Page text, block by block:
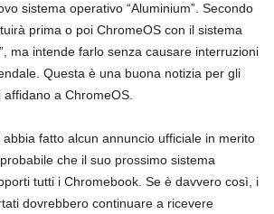
sistema operativo “Aluminium”. Secondo
prima o poi ChromeOS con il sistema
ma intende farlo senza causare interruzioni
Questa è una buona notizia per gli
a ChromeOS.
fatto alcun annuncio ufficiale in merito
che il suo prossimo sistema
tutti i Chromebook. Se è davvero così, i
dovrebbero continuare a ricevere